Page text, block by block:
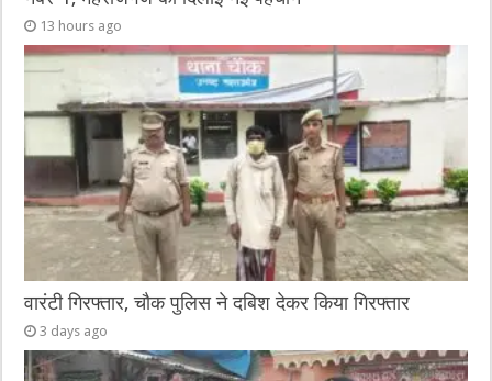
13 hours ago
वारंटी गिरफ्तार, चौक पुलिस ने दबिश देकर किया गिरफ्तार
3 days ago